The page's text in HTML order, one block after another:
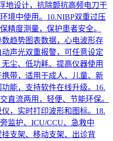
地设计，抗除颤抗高频电刀干
境中使用。10.NIBP双重过压
精度测量，保护患者安全。
趋势图表数据，心电波形存
声光双重报警，可任意设定
尘、低功耗、提高仪器使用
带，适用于成人、儿童、新
能，支持软件在线升级。16.
直流两用，轻便、节能环保。
，实时打印波形和图标。18.
监护、ICU/CCU、急救中
支架、移动支架、出诊背